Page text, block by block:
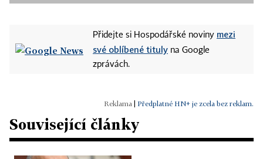
Přidejte si Hospodářské noviny mezi
své oblíbené tituly na Google
zprávách.
Předplatné HN+ je zcela bez reklam.
Související články